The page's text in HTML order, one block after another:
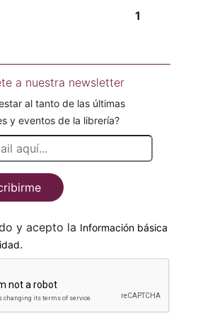
1
a nuestra newsletter
al tanto de las últimas
y eventos de la librería?
He leido y acepto la Información básica
.